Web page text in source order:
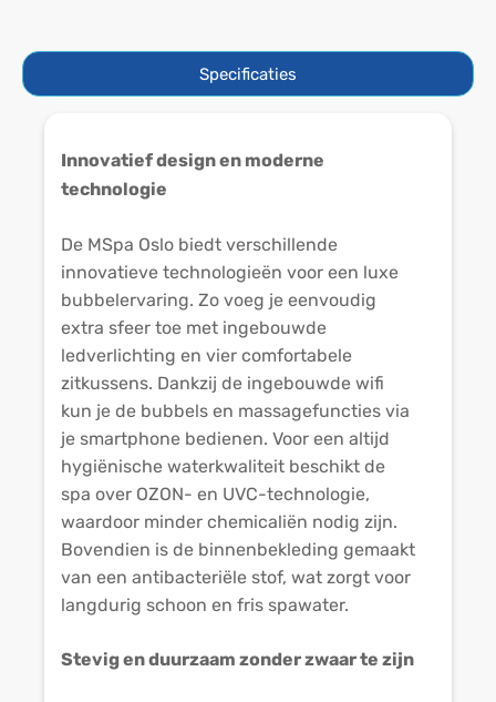
Specificaties
Innovatief design en moderne
technologie
De MSpa Oslo biedt verschillende
innovatieve technologieën voor een luxe
bubbelervaring. Zo voeg je eenvoudig
extra sfeer toe met ingebouwde
ledverlichting en vier comfortabele
zitkussens. Dankzij de ingebouwde wifi
kun je de bubbels en massagefuncties via
je smartphone bedienen. Voor een altijd
hygiënische waterkwaliteit beschikt de
spa over OZON- en UVC-technologie,
waardoor minder chemicaliën nodig zijn.
Bovendien is de binnenbekleding gemaakt
van een antibacteriële stof, wat zorgt voor
langdurig schoon en fris spawater.
Stevig en duurzaam zonder zwaar te zijn